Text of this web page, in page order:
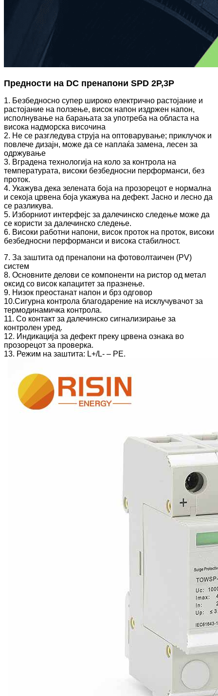
Предности на DC пренапони SPD 2P,3P
1. Безбедносно супер широко електрично растојание и
растојание на ползење, висок напон издржен напон,
исполнување на барањата за употреба на областа на
висока надморска височина
2. Не се разгледува струја на оптоварување; приклучок и
повлече дизајн, може да се наплаќа замена, лесен за
одржување
3. Вградена технологија на коло за контрола на
температурата, високи безбедносни перформанси, без
проток.
4. Укажува дека зелената боја на прозорецот е нормална
и секоја црвена боја укажува на дефект. Јасно и лесно да
се разликува.
5. Изборниот интерфејс за далечинско следење може да
се користи за далечинско следење.
6. Високи работни напони, висок проток на проток, високи
безбедносни перформанси и висока стабилност.
7. За заштита од пренапони на фотоволтаичен (PV)
систем
8. Основните делови се компоненти на ристор од метал
оксид со висок капацитет за празнење.
9. Низок преостанат напон и брз одговор
10.Сигурна контрола благодарение на исклучувачот за
термодинамичка контрола.
11. Со контакт за далечинско сигнализирање за
контролен уред.
12. Индикација за дефект преку црвена ознака во
прозорецот за проверка.
13. Режим на заштита: L+/L- – PE.